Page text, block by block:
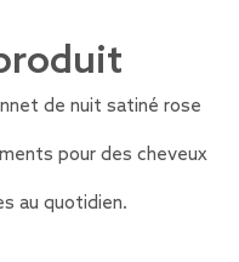
de nuit satiné rose
pour des cheveux
au quotidien.